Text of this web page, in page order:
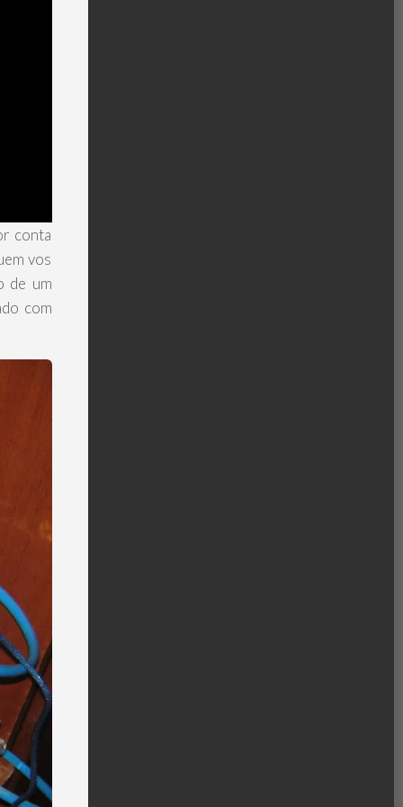
conta
vos
de um
com